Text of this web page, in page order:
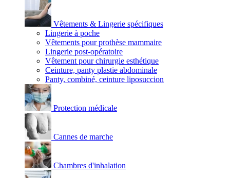
Vêtements & Lingerie spécifiques
Lingerie à poche
Vêtements pour prothèse mammaire
Lingerie post-opératoire
Vêtement pour chirurgie esthétique
Ceinture, panty plastie abdominale
Panty, combiné, ceinture liposuccion
Protection médicale
Cannes de marche
Chambres d'inhalation